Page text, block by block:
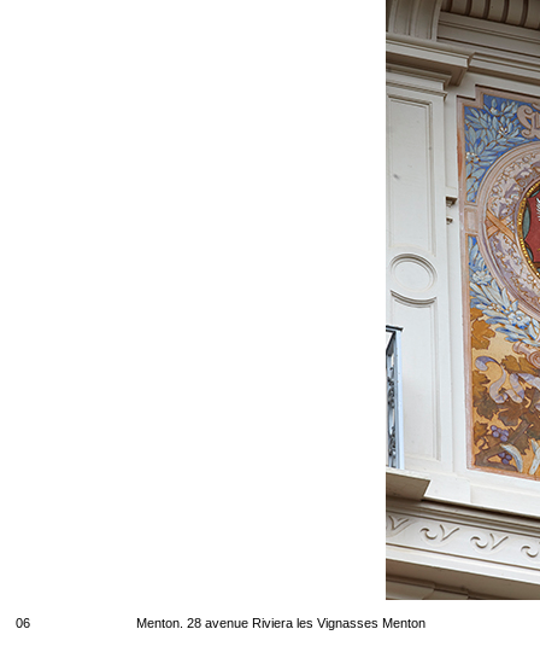
06 Menton. 28 avenue Riviera les Vignasses Menton